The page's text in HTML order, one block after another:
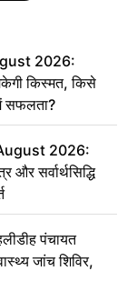
2026:
किस्मत, किसे
सफलता?
2026:
और सर्वार्थसिद्धि
पंचायत
जांच शिविर,